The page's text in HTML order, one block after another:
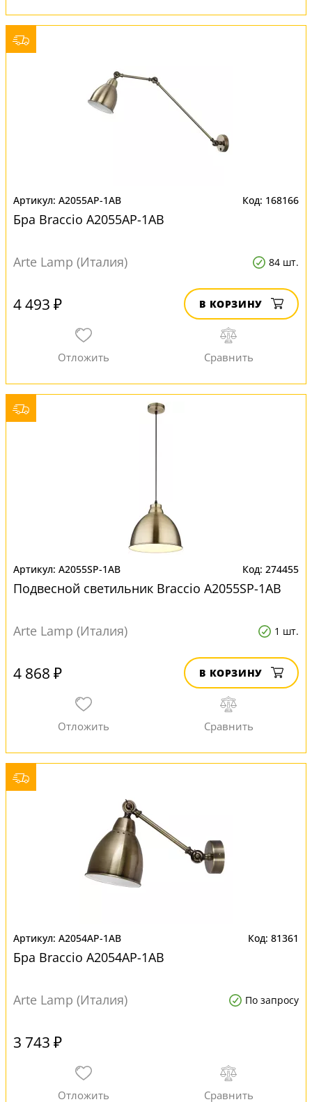
A2055AP-1AB 168166
Бра Braccio A2055AP-1AB
Arte Lamp (Италия) 84 шт.
4 493 ₽ В КОРЗИНУ
A2055SP-1AB 274455
Подвесной светильник Braccio A2055SP-1AB
Arte Lamp (Италия) 1 шт.
4 868 ₽ В КОРЗИНУ
A2054AP-1AB 81361
Бра Braccio A2054AP-1AB
Arte Lamp (Италия) По запросу
3 743 ₽